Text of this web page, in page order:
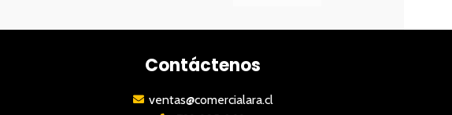
Contáctenos
ventas@comercialara.cl